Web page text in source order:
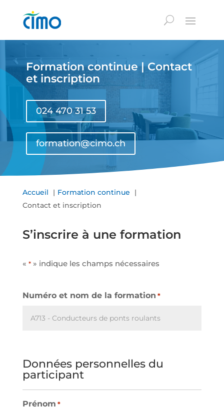
Formation continue | Contact
et inscription
024 470 31 53
formation@cimo.ch
Accueil
Formation continue
Contact et inscription
S’inscrire à une formation
« *» indique les champs nécessaires
Numéro et nom de la formation *
Données personnelles du
participant
Prénom *